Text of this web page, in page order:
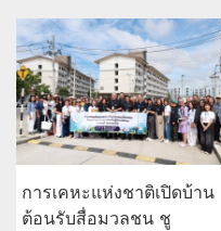
การเคหะแห่งชาติเปิดบ้าน
ต้อนรับสื่อมวลชน ชู